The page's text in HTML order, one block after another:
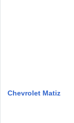
Chevrolet Matiz